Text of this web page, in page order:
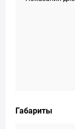
Габариты